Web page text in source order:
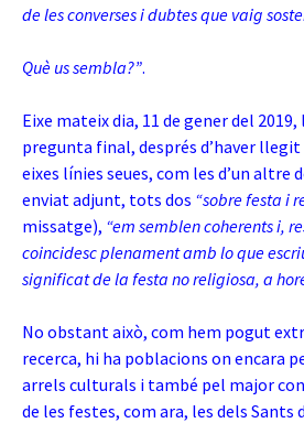
de les converses i dubtes que vaig
Què us sembla?”.
Eixe mateix dia, 11 de gener del
pregunta final, després d’haver llegit
eixes línies seues, com les d’un altre
enviat adjunt, tots dos “sobre festa i
missatge), “em semblen coherents i,
coincidesc plenament amb lo que
significat de la festa no religiosa, a
No obstant això, com hem pogut
recerca, hi ha poblacions on encara
arrels culturals i també pel major
de les festes, com ara, les dels Sants